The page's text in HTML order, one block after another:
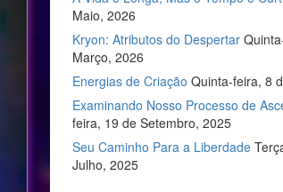
Maio, 2026
Kryon: Atributos do Despertar
Março, 2026
Energias de Criação Quinta-feira, 8
Examinando Nosso Processo de
feira, 19 de Setembro, 2025
Seu Caminho Para a Liberdade
Julho, 2025